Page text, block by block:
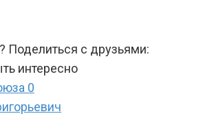
Поделиться с друзьями:
интересно
0